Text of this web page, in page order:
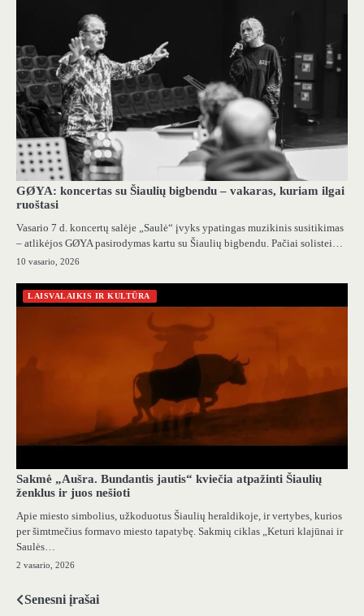
GØYA: koncertas su Šiaulių bigbendu – vakaras, kuriam ilgai
ruoštasi
Vasario 7 d. koncertų salėje „Saulė“ įvyks ypatingas muzikinis susitikimas
– atlikėjos GØYA pasirodymas kartu su Šiaulių bigbendu. Pačiai solistei…
10 vasario, 2026
LAISVALAIKIS IR KULTŪRA
Sakmė „Aušra. Bundantis jautis“ kviečia atpažinti Šiaulių
ženklus ir juos nešioti
Apie miesto simbolius, užkoduotus Šiaulių heraldikoje, ir vertybes, kurios
per šimtmečius formavo miesto tapatybę. Sakmių ciklas „Keturi klajūnai ir
Saulės…
2 vasario, 2026
Navigacija
Senesni įrašai